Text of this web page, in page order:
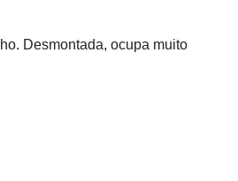
Desmontada, ocupa muito